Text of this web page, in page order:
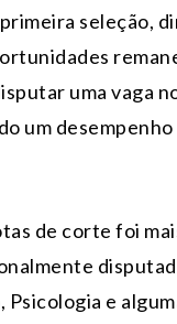
seleção,
uma vaga
um
de corte foi
e